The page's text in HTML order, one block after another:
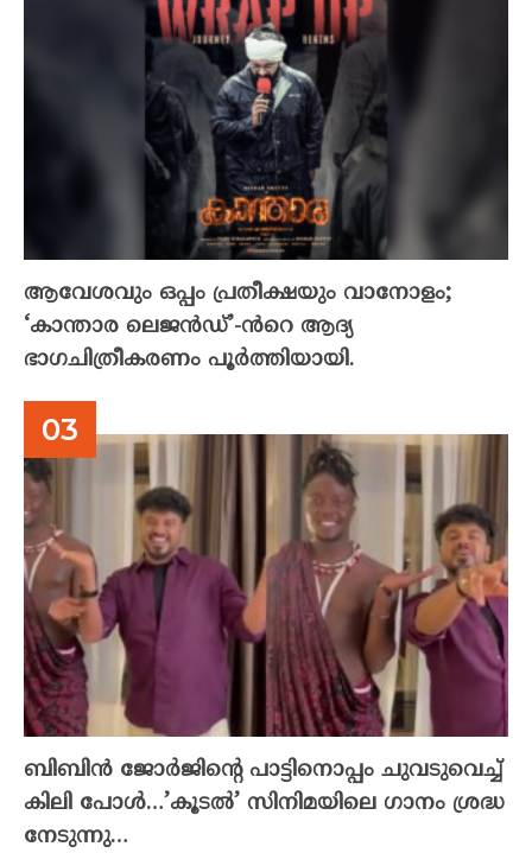
ആവേശവും ഒപ്പം പ്രതീക്ഷയും വാനോളം;
‘കാന്താര ലെജൻഡ്’-ൻറെ ആദ്യ
ഭാഗചിത്രീകരണം പൂർത്തിയായി.
ബിബിൻ ജോർജിന്റെ പാട്ടിനൊപ്പം ചുവടുവെച്ച്
കിലി പോൾ…’കൂടൽ’ സിനിമയിലെ ഗാനം ശ്രദ്ധ
നേടുന്നു…